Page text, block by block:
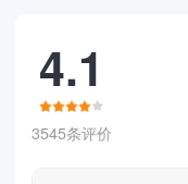
4.1
3545条评价